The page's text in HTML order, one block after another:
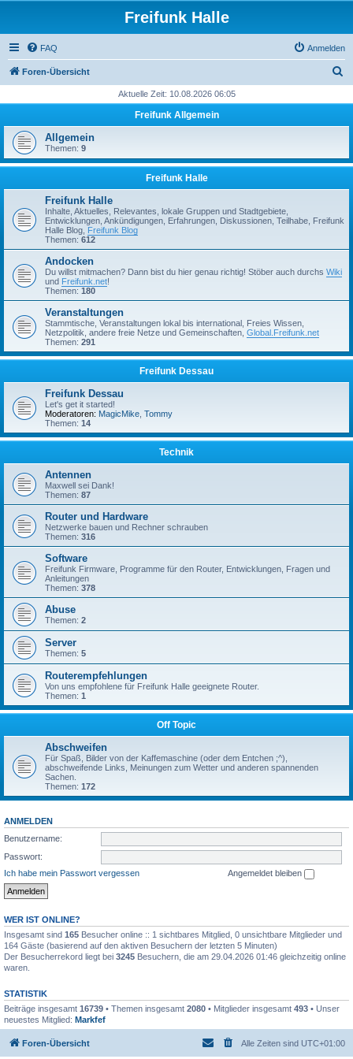
Freifunk Halle
FAQ Anmelden
Foren-Übersicht
h
Aktuelle Zeit: 10.08.2026 06:05
Freifunk Allgemein
Allgemein
Themen: 9
Freifunk Halle
Freifunk Halle
Inhalte, Aktuelles, Relevantes, lokale Gruppen und Stadtgebiete,
Entwicklungen, Ankündigungen, Erfahrungen, Diskussionen, Teilhabe, Freifunk
Halle Blog, Freifunk Blog
Themen: 612
Andocken
Du willst mitmachen? Dann bist du hier genau richtig! Stöber auch durchs Wiki
und Freifunk.net!
Themen: 180
Veranstaltungen
Stammtische, Veranstaltungen lokal bis international, Freies Wissen,
Netzpolitik, andere freie Netze und Gemeinschaften, Global.Freifunk.net
Themen: 291
Freifunk Dessau
Freifunk Dessau
Let's get it started!
Moderatoren: MagicMike Tommy
Themen: 14
Technik
Antennen
Maxwell sei Dank!
Themen: 87
Router und Hardware
Netzwerke bauen und Rechner schrauben
Themen: 316
Software
Freifunk Firmware, Programme für den Router, Entwicklungen, Fragen und
Anleitungen
Themen: 378
Abuse
Themen: 2
Server
Themen: 5
Routerempfehlungen
Von uns empfohlene für Freifunk Halle geeignete Router.
Themen: 1
Off Topic
Abschweifen
Für Spaß, Bilder von der Kaffemaschine (oder dem Entchen ;^),
abschweifende Links, Meinungen zum Wetter und anderen spannenden
Sachen.
Themen: 172
ANMELDEN
Benutzername:
Passwort:
Ich habe mein Passwort vergessen
Angemeldet bleiben
WER IST ONLINE?
Insgesamt sind 165 Besucher online :: 1 sichtbares Mitglied, 0 unsichtbare Mitglieder und
164 Gäste (basierend auf den aktiven Besuchern der letzten 5 Minuten)
Der Besucherrekord liegt bei 3245 Besuchern, die am 29.04.2026 01:46 gleichzeitig online
waren.
STATISTIK
Beiträge insgesamt 16739 • Themen insgesamt 2080 • Mitglieder insgesamt 493 • Unser
neuestes Mitglied: Markfef
Foren-Übersicht Alle Zeiten sind UTC+01:00